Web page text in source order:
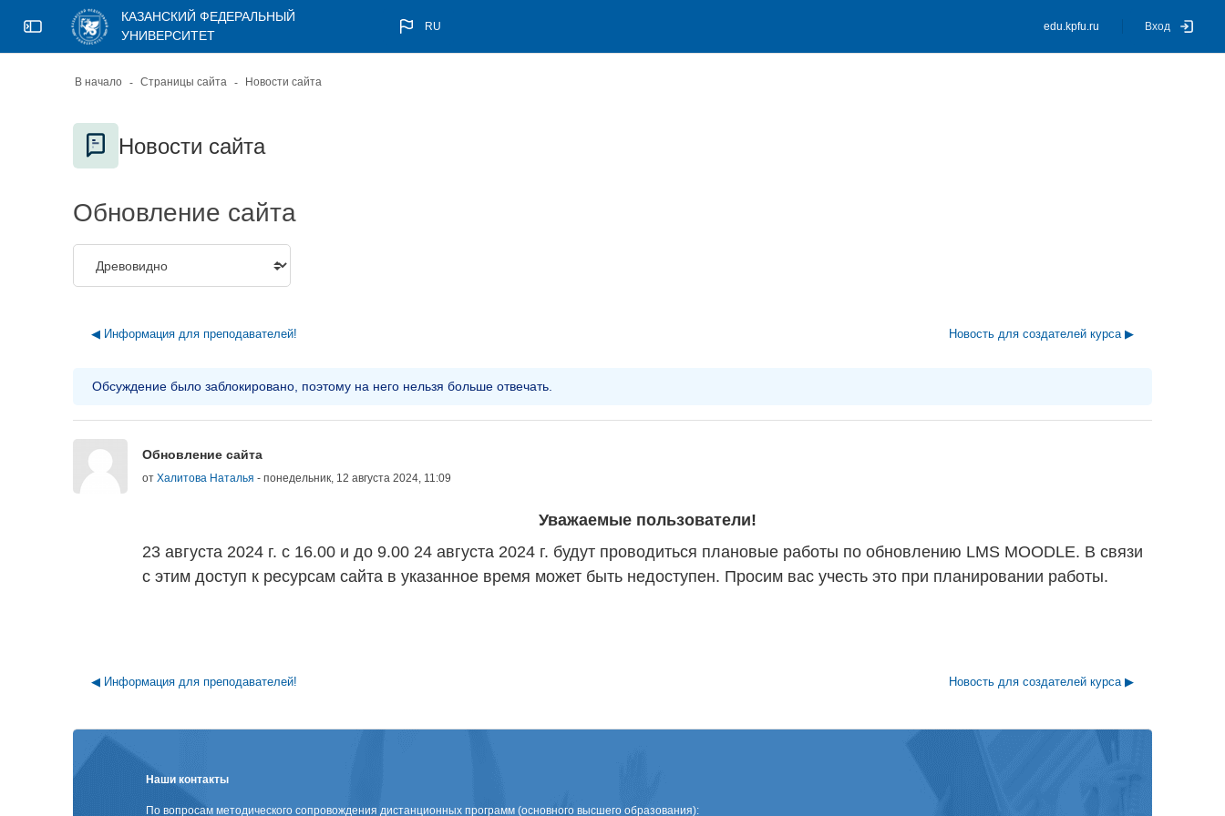
Skip to sidebar navigation menu
Skip to page footer
Перейти к основному содержанию
Откройте боковую панель
КАЗАНСКИЙ ФЕДЕРАЛЬНЫЙ
УНИВЕРСИТЕТ
RU edu.kpfu.ru Вход
В начало Страницы сайта Новости сайта
БлокиНовости сайта
Блоки
Обновление сайта
◀︎ Информация для преподавателей! Новость для создателей курса ▶︎
Обсуждение было заблокировано, поэтому на него нельзя больше отвечать.
Обновление сайта
от Халитова Наталья - понедельник, 12 августа 2024, 11:09
Количество ответов: 0
Уважаемые пользователи!
23 августа 2024 г. с 16.00 и до 9.00 24 августа 2024 г. будут проводиться плановые работы по обновлению LMS MOODLE. В связи
с этим доступ к ресурсам сайта в указанное время может быть недоступен. Просим вас учесть это при планировании работы.
◀︎ Информация для преподавателей! Новость для создателей курса ▶︎
Наши контакты
По вопросам методического сопровождения дистанционных программ (основного высшего образования):